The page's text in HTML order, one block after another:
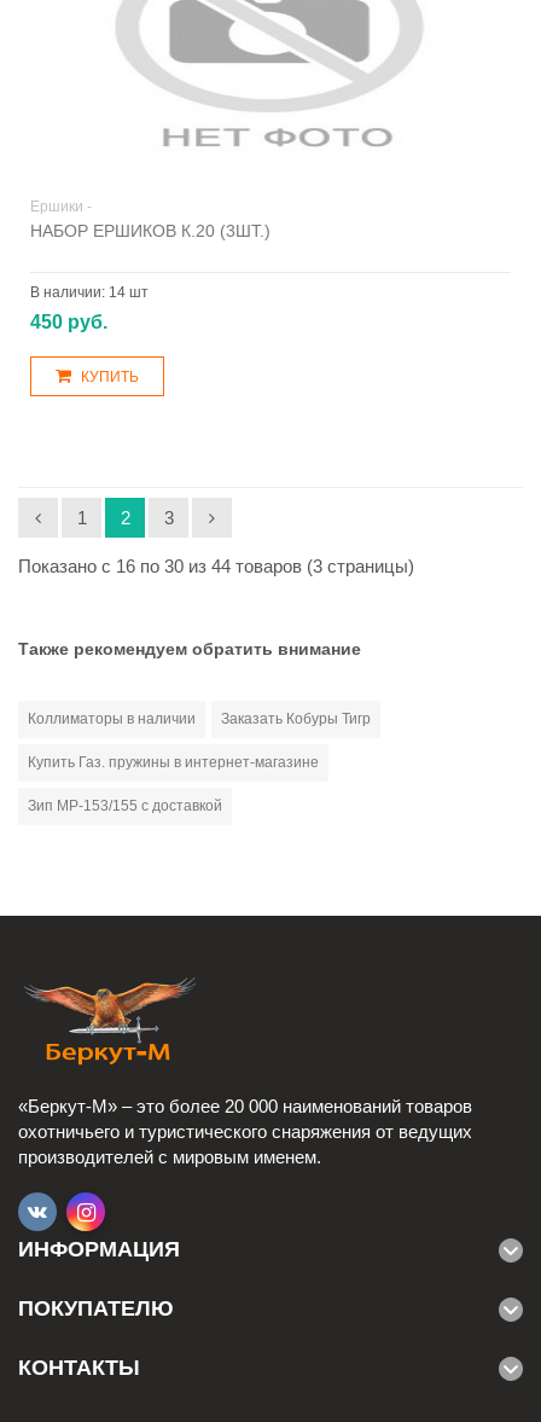
Ершики -
НАБОР ЕРШИКОВ К.20 (3ШТ.)
В наличии: 14 шт
450 руб.
КУПИТЬ
1 2 3
Показано с 16 по 30 из 44 товаров (3 страницы)
Также рекомендуем обратить внимание
Коллиматоры в наличии Заказать Кобуры Тигр
Купить Газ. пружины в интернет-магазине
Зип МР-153/155 с доставкой
«Беркут-М» – это более 20 000 наименований товаров
охотничьего и туристического снаряжения от ведущих
производителей с мировым именем.
ИНФОРМАЦИЯ
ПОКУПАТЕЛЮ
КОНТАКТЫ